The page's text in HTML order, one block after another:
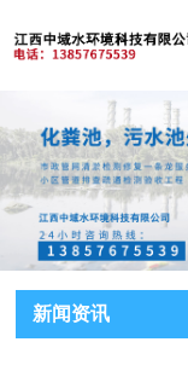
新闻资讯